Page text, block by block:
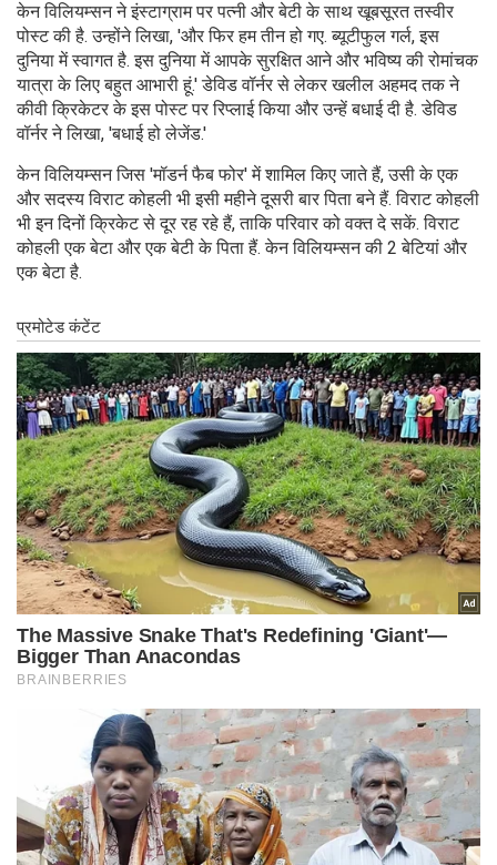
केन विलियम्सन ने इंस्टाग्राम पर पत्नी और बेटी के साथ खूबसूरत तस्वीर
पोस्ट की है. उन्होंने लिखा, 'और फिर हम तीन हो गए. ब्यूटीफुल गर्ल, इस
दुनिया में स्वागत है. इस दुनिया में आपके सुरक्षित आने और भविष्य की रोमांचक
यात्रा के लिए बहुत आभारी हूं.' डेविड वॉर्नर से लेकर खलील अहमद तक ने
कीवी क्रिकेटर के इस पोस्ट पर रिप्लाई किया और उन्हें बधाई दी है. डेविड
वॉर्नर ने लिखा, 'बधाई हो लेजेंड.'
केन विलियम्सन जिस 'मॉडर्न फैब फोर' में शामिल किए जाते हैं, उसी के एक
और सदस्य विराट कोहली भी इसी महीने दूसरी बार पिता बने हैं. विराट कोहली
भी इन दिनों क्रिकेट से दूर रह रहे हैं, ताकि परिवार को वक्त दे सकें. विराट
कोहली एक बेटा और एक बेटी के पिता हैं. केन विलियम्सन की 2 बेटियां और
एक बेटा है.